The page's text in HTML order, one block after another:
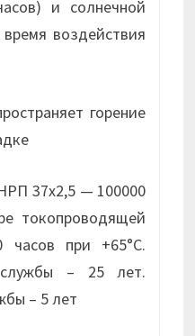
и солнечной
воздействия
горение
37х2,5 — 100000
токопроводящей
при +65°С.
– 25 лет.
– 5 лет